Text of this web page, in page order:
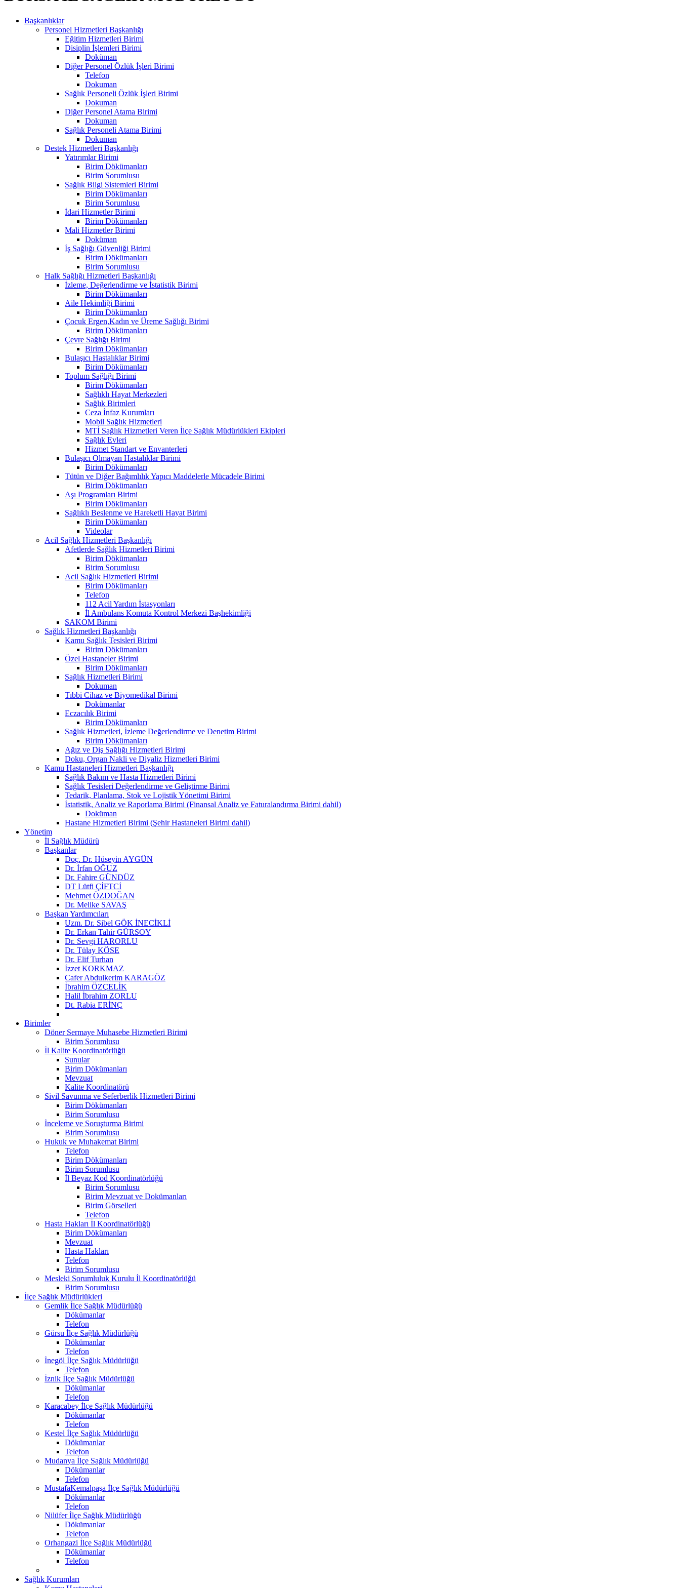
Başkanlıklar
Personel Hizmetleri Başkanlığı
Eğitim Hizmetleri Birimi
Disiplin İşlemleri Birimi
Doküman
Diğer Personel Özlük İşleri Birimi
Telefon
Dokuman
Sağlık Personeli Özlük İşleri Birimi
Dokuman
Diğer Personel Atama Birimi
Dokuman
Sağlık Personeli Atama Birimi
Dokuman
Destek Hizmetleri Başkanlığı
Yatırımlar Birimi
Birim Dökümanları
Birim Sorumlusu
Sağlık Bilgi Sistemleri Birimi
Birim Dökümanları
Birim Sorumlusu
İdari Hizmetler Birimi
Birim Dökümanları
Mali Hizmetler Birimi
Doküman
İş Sağlığı Güvenliği Birimi
Birim Dökümanları
Birim Sorumlusu
Halk Sağlığı Hizmetleri Başkanlığı
İzleme, Değerlendirme ve İstatistik Birimi
Birim Dökümanları
Aile Hekimliği Birimi
Birim Dökümanları
Çocuk Ergen,Kadın ve Üreme Sağlığı Birimi
Birim Dökümanları
Çevre Sağlığı Birimi
Birim Dökümanları
Bulaşıcı Hastalıklar Birimi
Birim Dökümanları
Toplum Sağlığı Birimi
Birim Dökümanları
Sağlıklı Hayat Merkezleri
Sağlık Birimleri
Ceza İnfaz Kurumları
Mobil Sağlık Hizmetleri
MTİ Sağlık Hizmetleri Veren İlçe Sağlık Müdürlükleri Ekipleri
Sağlık Evleri
Hizmet Standart ve Envanterleri
Bulaşıcı Olmayan Hastalıklar Birimi
Birim Dökümanları
Tütün ve Diğer Bağımlılık Yapıcı Maddelerle Mücadele Birimi
Birim Dökümanları
Aşı Programları Birimi
Birim Dökümanları
Sağlıklı Beslenme ve Hareketli Hayat Birimi
Birim Dökümanları
Videolar
Acil Sağlık Hizmetleri Başkanlığı
Afetlerde Sağlık Hizmetleri Birimi
Birim Dökümanları
Birim Sorumlusu
Acil Sağlık Hizmetleri Birimi
Birim Dökümanları
Telefon
112 Acil Yardım İstasyonları
İl Ambulans Komuta Kontrol Merkezi Başhekimliği
SAKOM Birimi
Sağlık Hizmetleri Başkanlığı
Kamu Sağlık Tesisleri Birimi
Birim Dökümanları
Özel Hastaneler Birimi
Birim Dökümanları
Sağlık Hizmetleri Birimi
Dokuman
Tıbbi Cihaz ve Biyomedikal Birimi
Dokümanlar
Eczacılık Birimi
Birim Dökümanları
Sağlık Hizmetleri, İzleme Değerlendirme ve Denetim Birimi
Birim Dökümanları
Ağız ve Diş Sağlığı Hizmetleri Birimi
Doku, Organ Nakli ve Diyaliz Hizmetleri Birimi
Kamu Hastaneleri Hizmetleri Başkanlığı
Sağlık Bakım ve Hasta Hizmetleri Birimi
Sağlık Tesisleri Değerlendirme ve Geliştirme Birimi
Tedarik, Planlama, Stok ve Lojistik Yönetimi Birimi
İstatistik, Analiz ve Raporlama Birimi (Finansal Analiz ve Faturalandırma Birimi dahil)
Doküman
Hastane Hizmetleri Birimi (Şehir Hastaneleri Birimi dahil)
Yönetim
İl Sağlık Müdürü
Başkanlar
Doç. Dr. Hüseyin AYGÜN
Dr. İrfan OĞUZ
Dr. Fahire GÜNDÜZ
DT Lütfi ÇİFTCİ
Mehmet ÖZDOĞAN
Dr. Melike SAVAŞ
Başkan Yardımcıları
Uzm. Dr. Sibel GÖK İNECİKLİ
Dr. Erkan Tahir GÜRSOY
Dr. Sevgi HARORLU
Dr. Tülay KÖSE
Dr. Elif Turhan
İzzet KORKMAZ
Cafer Abdulkerim KARAGÖZ
İbrahim ÖZÇELİK
Halil İbrahim ZORLU
Dt. Rabia ERİNÇ
Birimler
Döner Sermaye Muhasebe Hizmetleri Birimi
Birim Sorumlusu
İl Kalite Koordinatörlüğü
Sunular
Birim Dökümanları
Mevzuat
Kalite Koordinatörü
Sivil Savunma ve Seferberlik Hizmetleri Birimi
Birim Dökümanları
Birim Sorumlusu
İnceleme ve Soruşturma Birimi
Birim Sorumlusu
Hukuk ve Muhakemat Birimi
Telefon
Birim Dökümanları
Birim Sorumlusu
İl Beyaz Kod Koordinatörlüğü
Birim Sorumlusu
Birim Mevzuat ve Dokümanları
Birim Görselleri
Telefon
Hasta Hakları İl Koordinatörlüğü
Birim Dökümanları
Mevzuat
Hasta Hakları
Telefon
Birim Sorumlusu
Mesleki Sorumluluk Kurulu İl Koordinatörlüğü
Birim Sorumlusu
İlçe Sağlık Müdürlükleri
Gemlik İlçe Sağlık Müdürlüğü
Dökümanlar
Telefon
Gürsu İlçe Sağlık Müdürlüğü
Dökümanlar
Telefon
İnegöl İlçe Sağlık Müdürlüğü
Telefon
İznik İlçe Sağlık Müdürlüğü
Dökümanlar
Telefon
Karacabey İlçe Sağlık Müdürlüğü
Dökümanlar
Telefon
Kestel İlçe Sağlık Müdürlüğü
Dökümanlar
Telefon
Mudanya İlçe Sağlık Müdürlüğü
Dökümanlar
Telefon
MustafaKemalpaşa İlçe Sağlık Müdürlüğü
Dökümanlar
Telefon
Nilüfer İlçe Sağlık Müdürlüğü
Dökümanlar
Telefon
Orhangazi İlçe Sağlık Müdürlüğü
Dökümanlar
Telefon
Sağlık Kurumları